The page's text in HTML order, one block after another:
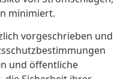
minimiert.
vorgeschrieben und
und öffentliche